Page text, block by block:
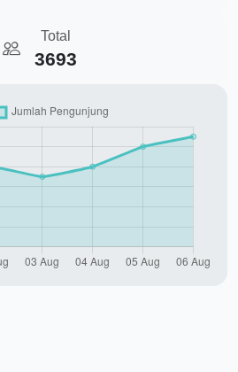
Total
3693